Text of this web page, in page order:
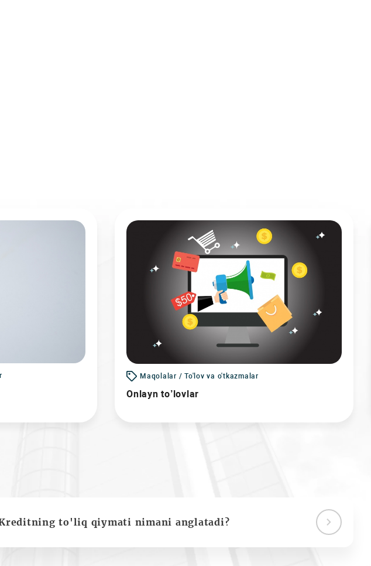
Maqolalar / To'lov va o'tkazmalar
Onlayn to’lovlar
to'liq qiymati nimani anglatadi?